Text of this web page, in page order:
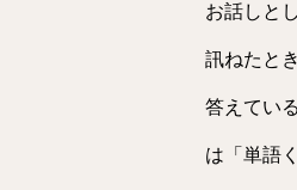
お話しと
訊ねたと
答えてい
は「単語